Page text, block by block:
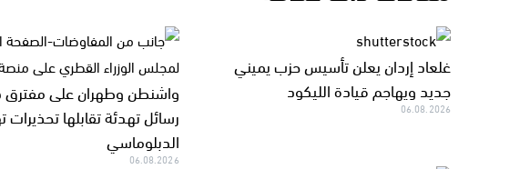
غلعاد إردان يعلن تأسيس حزب يميني
جديد ويهاجم قيادة الليكود
06.08.2026
واشنطن وطهران على مفترق
رسائل تهدئة تقابلها تحذيرات
الدبلوماسي
06.08.2026